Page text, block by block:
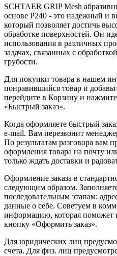
SCHTAER GRIP Mesh
основе P240 - это надежный и
который позволяет достичь
обработке поверхностей. Он
использования в различных
задачах, связанных с
грубости.
Для покупки товара в нашем
понравившийся товар и
перейдите в Корзину и
«Быстрый заказ».
Когда оформляете быстрый
e-mail. Вам перезвонит
По результатам разговора вам
оформления товара на почту
только ждать доставки и
Оформление заказа в
следующим образом.
последовательным этапам:
данные о себе. Советуем в
информацию, которая поможет
кнопку «Оформить заказ».
Для юридических лиц
счета. Для физ. лиц